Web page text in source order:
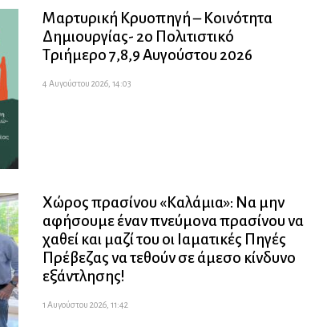
Μαρτυρική Κρυοπηγή – Κοινότητα
Δημιουργίας- 2ο Πολιτιστικό
Τριήμερο 7,8,9 Αυγούστου 2026
4 Αυγούστου 2026, 14:03
Χώρος πρασίνου «Καλάμια»: Να μην
αφήσουμε έναν πνεύμονα πρασίνου να
χαθεί και μαζί του οι Ιαματικές Πηγές
Πρέβεζας να τεθούν σε άμεσο κίνδυνο
εξάντλησης!
1 Αυγούστου 2026, 11:42